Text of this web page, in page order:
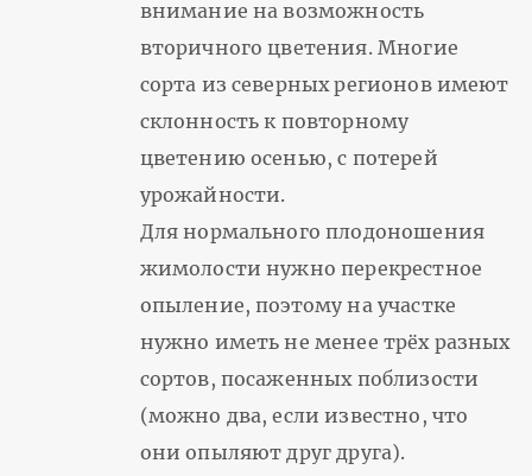
внимание на возможность
вторичного цветения. Многие
сорта из северных регионов имеют
склонность к повторному
цветению осенью, с потерей
урожайности.
Для нормального плодоношения
жимолости нужно перекрестное
опыление, поэтому на участке
нужно иметь не менее трёх разных
сортов, посаженных поблизости
(можно два, если известно, что
они опыляют друг друга).